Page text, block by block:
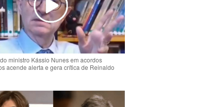
ministro Kássio Nunes em acordos
acende alerta e gera crítica de Reinaldo